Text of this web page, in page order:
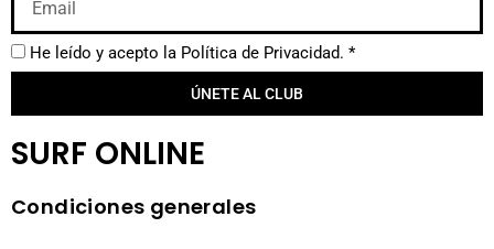
He leído y acepto la Política de Privacidad. *
ÚNETE AL CLUB
SURF ONLINE
Condiciones generales